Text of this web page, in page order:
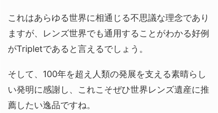
これはあらゆる世界に相通じる不思議な理念であり
ますが、レンズ世界でも通用することがわかる好例
がTripletであると言えるでしょう。
そして、100年を超え人類の発展を支える素晴らし
い発明に感謝し、これこそぜひ世界レンズ遺産に推
薦したい逸品ですね。